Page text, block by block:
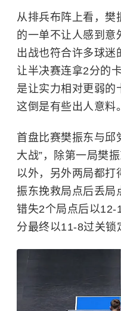
从排兵布阵上看，樊
的一单不让人感到意
出战也符合许多球迷
让半决赛连拿2分的
是让实力相对更弱的
这倒是有些出人意料。
首盘比赛樊振东与邱
大战”，除第一局樊
以外，另外两局都打
振东挽救局点后丢局
错失2个局点后以12-
分最终以11-8过关锁